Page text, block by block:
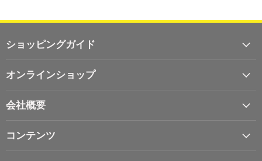
ショッピングガイド
オンラインショップ
会社概要
コンテンツ